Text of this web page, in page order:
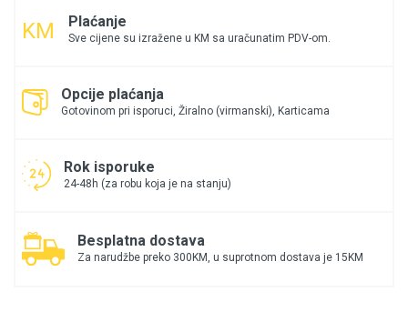
Plaćanje
Sve cijene su izražene u KM sa uračunatim PDV-om.
Opcije plaćanja
Gotovinom pri isporuci, Žiralno (virmanski), Karticama
Rok isporuke
24-48h (za robu koja je na stanju)
Besplatna dostava
Za narudžbe preko 300KM, u suprotnom dostava je 15KM